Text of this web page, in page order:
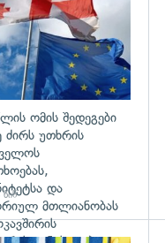
ომის შედეგები
ძირს უთხრის
და
მთლიანობას